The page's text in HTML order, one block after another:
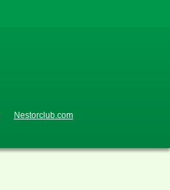
Nestorclub.com